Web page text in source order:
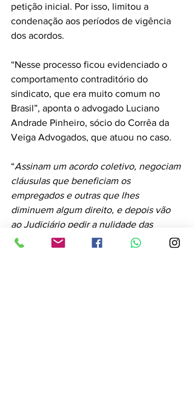
petição inicial. Por isso, limitou a
condenação aos períodos de vigência
dos acordos.
“Nesse processo ficou evidenciado o
comportamento contraditório do
sindicato, que era muito comum no
Brasil”, aponta o advogado Luciano
Andrade Pinheiro, sócio do Corrêa da
Veiga Advogados, que atuou no caso.
“Assinam um acordo coletivo, negociam
cláusulas que beneficiam os
empregados e outras que lhes
diminuem algum direito, e depois vão
ao Judiciário pedir a nulidade das
últimas